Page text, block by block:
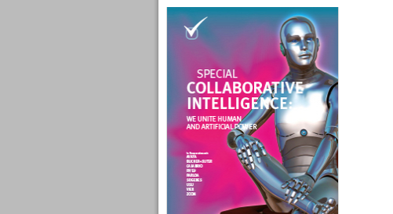
Personal
Inbound